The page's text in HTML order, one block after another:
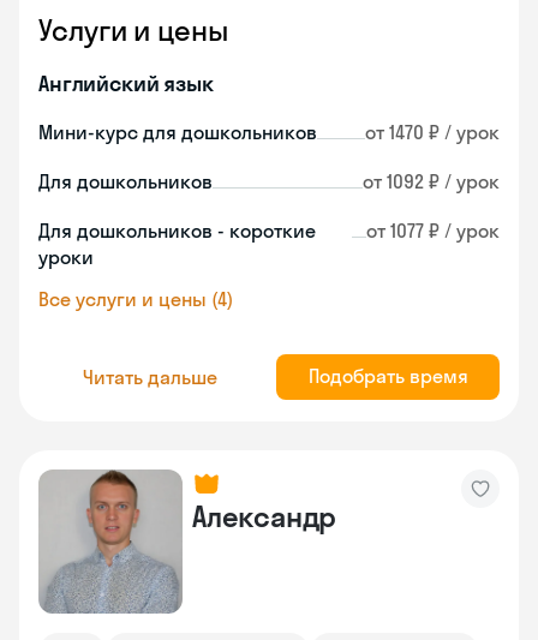
Услуги и цены
Английский язык
Мини-курс для дошкольников от 1470 ₽ / урок
Для дошкольников от 1092 ₽ / урок
Для дошкольников - короткие
уроки
от 1077 ₽ / урок
Все услуги и цены (4)
Читать дальше Подобрать время
Александр